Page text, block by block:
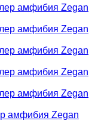
амфибия Zegan